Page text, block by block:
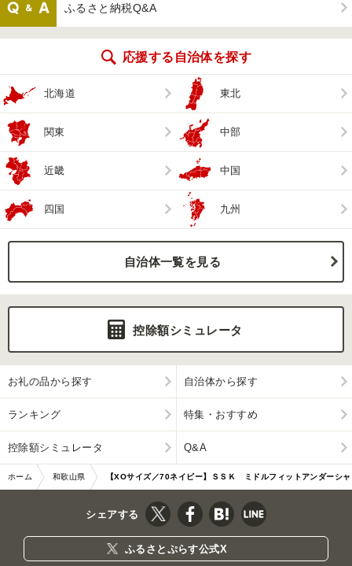
ふるさと納税Q&A
応援する自治体を探す
北海道 東北
関東 中部
近畿 中国
四国 九州
自治体一覧を見る
控除額シミュレータ
お礼の品から探す 自治体から探す
ランキング 特集・おすすめ
控除額シミュレータ Q&A
ホーム 和歌山県 【XOサイズ／70ネイビー】ＳＳＫ ミドルフィットアンダーシャ
ツ［エアリーファン］ 長袖ローネック
シェアする
ふるさとぷらす公式X